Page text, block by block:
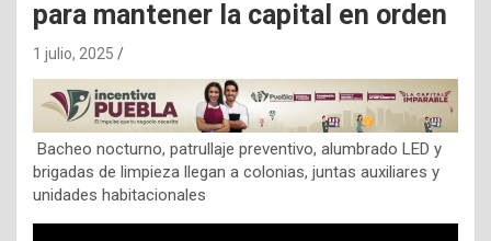
para mantener la capital en orden
1 julio, 2025
Bacheo nocturno, patrullaje preventivo, alumbrado LED y
brigadas de limpieza llegan a colonias, juntas auxiliares y
unidades habitacionales